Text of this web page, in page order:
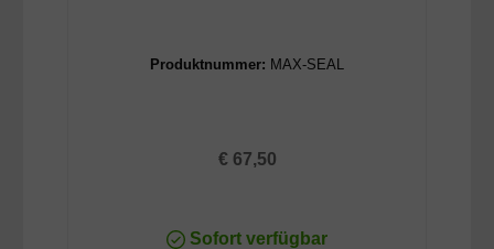
Produktnummer: MAX-SEAL
Regulärer Preis:
€ 67,50
Sofort verfügbar